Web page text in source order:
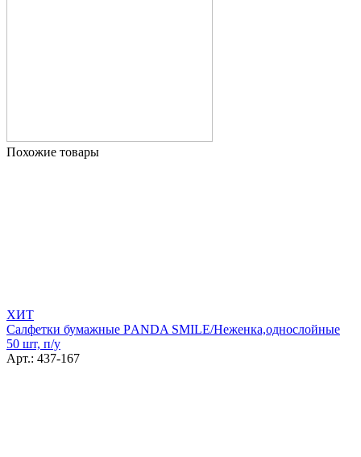
Похожие товары
ХИТ
Салфетки бумажные РANDA SMILE/Неженка,однослойные
50 шт, п/у
Арт.: 437-167